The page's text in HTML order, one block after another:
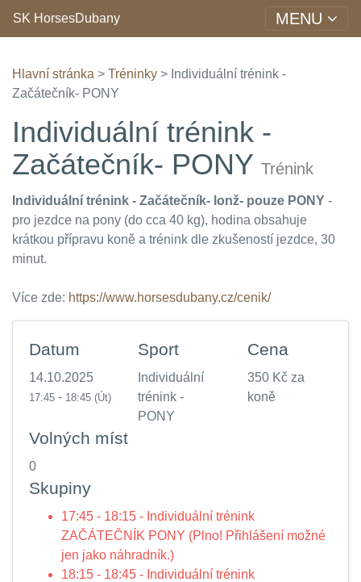
SK HorsesDubany MENU
Hlavní stránka > Tréninky > Individuální trénink -
Začátečník- PONY
Individuální trénink -
Začátečník- PONY Trénink
Individuální trénink - Začátečník- lonž- pouze PONY -
pro jezdce na pony (do cca 40 kg), hodina obsahuje
krátkou přípravu koně a trénink dle zkušeností jezdce, 30
minut.
Více zde: https://www.horsesdubany.cz/cenik/
Datum
14.10.2025
17:45 - 18:45 (Út)
Sport
Individuální
trénink -
PONY
Cena
350 Kč za
koně
Volných míst
0
Skupiny
17:45 - 18:15 - Individuální trénink
ZAČÁTEČNÍK PONY (Plno! Přihlášení možné
jen jako náhradník.)
18:15 - 18:45 - Individuální trénink